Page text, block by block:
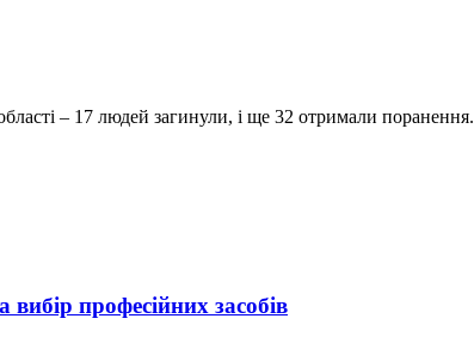
– 17 людей загинули, і ще 32 отримали поранення.
професійних засобів